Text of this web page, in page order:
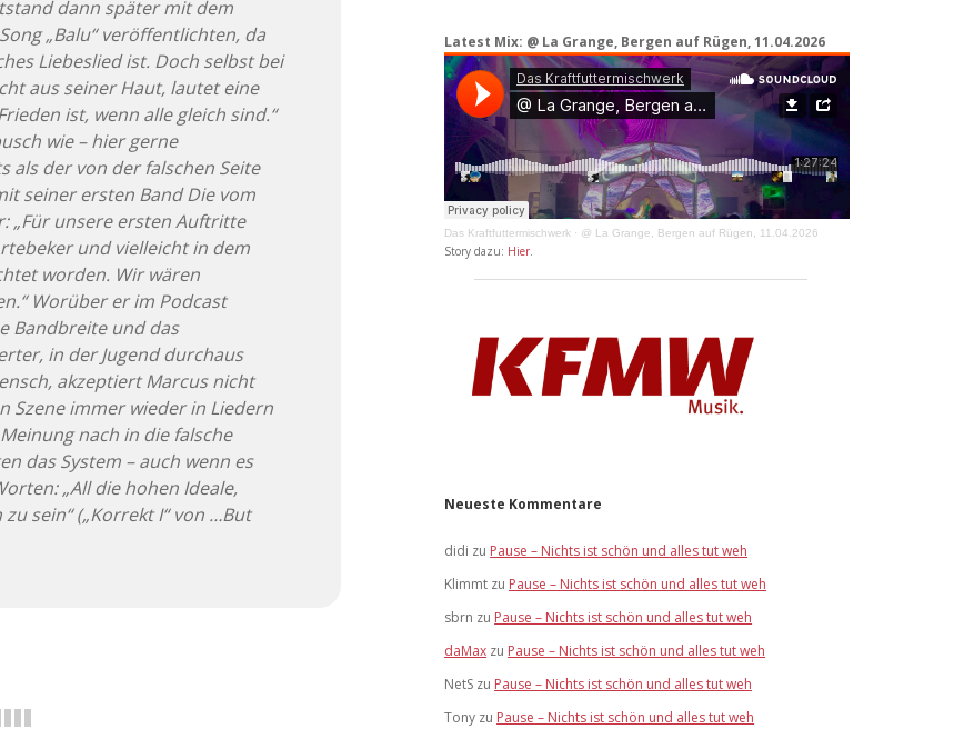
dann später mit dem
„Balu“ veröffentlichten, da
Liebeslied ist. Doch selbst bei
aus seiner Haut, lautet eine
ist, wenn alle gleich sind.“
wie – hier gerne
als der von der falschen Seite
seiner ersten Band Die vom
„Für unsere ersten Auftritte
und vielleicht in dem
worden. Wir wären
Worüber er im Podcast
Bandbreite und das
in der Jugend durchaus
akzeptiert Marcus nicht
Szene immer wieder in Liedern
nach in die falsche
das System – auch wenn es
„All die hohen Ideale,
sein“ („Korrekt I“ von …But
Latest Mix: @ La Grange, Bergen auf Rügen, 11.04.2026
Das Kraftfuttermischwerk · @ La Grange, Bergen auf Rügen, 11.04.2026
Story dazu: Hier.
Neueste Kommentare
didi zu Pause – Nichts ist schön und alles tut weh
Klimmt zu Pause – Nichts ist schön und alles tut weh
sbrn zu Pause – Nichts ist schön und alles tut weh
daMax zu Pause – Nichts ist schön und alles tut weh
NetS zu Pause – Nichts ist schön und alles tut weh
Tony zu Pause – Nichts ist schön und alles tut weh